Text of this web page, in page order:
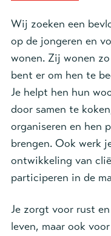
Wij zoeken een
op de jongeren en
wonen. Zij wonen
bent er om hen te
Je helpt hen hun
door samen te
organiseren en hen
brengen. Ook werk
ontwikkeling van
participeren in de
Je zorgt voor rust
leven, maar ook